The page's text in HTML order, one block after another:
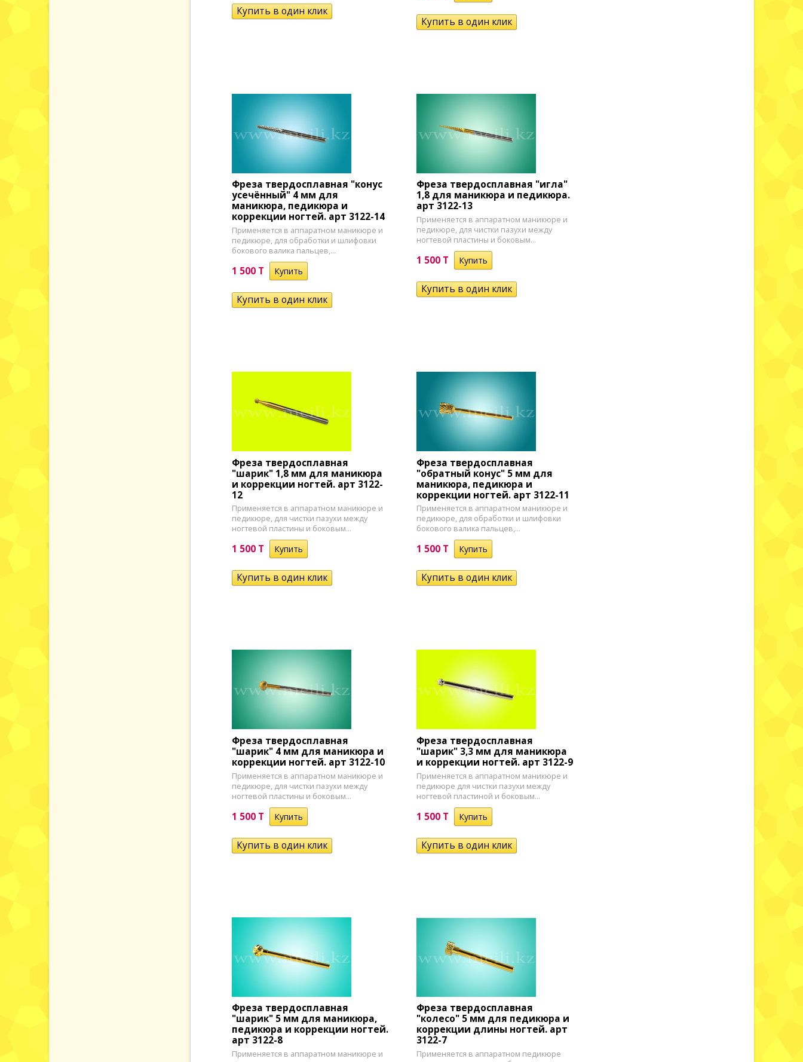
Фреза твердосплавная "конус
усечённый" 4 мм для
маникюра, педикюра и
коррекции ногтей. арт 3122-14
Применяется в аппаратном маникюре и
педикюре, для обработки и шлифовки
бокового валика пальцев,...
1 500 T
Фреза твердосплавная "игла"
1,8 для маникюра и педикюра.
арт 3122-13
Применяется в аппаратном маникюре и
педикюре, для чистки пазухи между
ногтевой пластины и боковым...
1 500 T
Фреза твердосплавная
"шарик" 1,8 мм для маникюра
и коррекции ногтей. арт 3122-
12
Применяется в аппаратном маникюре и
педикюре, для чистки пазухи между
ногтевой пластины и боковым...
1 500 T
Фреза твердосплавная
"обратный конус" 5 мм для
маникюра, педикюра и
коррекции ногтей. арт 3122-11
Применяется в аппаратном маникюре и
педикюре, для обработки и шлифовки
бокового валика пальцев,...
1 500 T
Фреза твердосплавная
"шарик" 4 мм для маникюра и
коррекции ногтей. арт 3122-10
Применяется в аппаратном маникюре и
педикюре, для чистки пазухи между
ногтевой пластины и боковым...
1 500 T
Фреза твердосплавная
"шарик" 3,3 мм для маникюра
и коррекции ногтей. арт 3122-9
Применяется в аппаратном маникюре и
педикюре для чистки пазухи между
ногтевой пластиной и боковым...
1 500 T
Фреза твердосплавная
"шарик" 5 мм для маникюра,
педикюра и коррекции ногтей.
арт 3122-8
Применяется в аппаратном маникюре и
Фреза твердосплавная
"колесо" 5 мм для педикюра и
коррекции длины ногтей. арт
3122-7
Применяется в аппаратном педикюре